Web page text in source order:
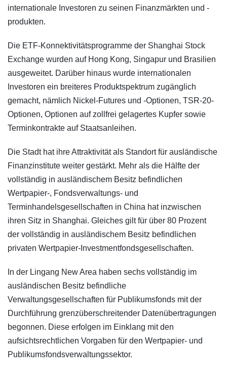
internationale Investoren zu seinen Finanzmärkten und -
produkten.
Die ETF-Konnektivitätsprogramme der Shanghai Stock
Exchange wurden auf Hong Kong, Singapur und Brasilien
ausgeweitet. Darüber hinaus wurde internationalen
Investoren ein breiteres Produktspektrum zugänglich
gemacht, nämlich Nickel-Futures und -Optionen, TSR-20-
Optionen, Optionen auf zollfrei gelagertes Kupfer sowie
Terminkontrakte auf Staatsanleihen.
Die Stadt hat ihre Attraktivität als Standort für ausländische
Finanzinstitute weiter gestärkt. Mehr als die Hälfte der
vollständig in ausländischem Besitz befindlichen
Wertpapier-, Fondsverwaltungs- und
Terminhandelsgesellschaften in China hat inzwischen
ihren Sitz in Shanghai. Gleiches gilt für über 80 Prozent
der vollständig in ausländischem Besitz befindlichen
privaten Wertpapier-Investmentfondsgesellschaften.
In der Lingang New Area haben sechs vollständig im
ausländischen Besitz befindliche
Verwaltungsgesellschaften für Publikumsfonds mit der
Durchführung grenzüberschreitender Datenübertragungen
begonnen. Diese erfolgen im Einklang mit den
aufsichtsrechtlichen Vorgaben für den Wertpapier- und
Publikumsfondsverwaltungssektor.